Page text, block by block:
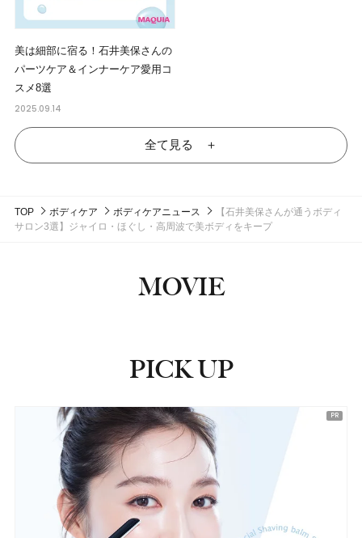
美は細部に宿る！石井美保さんの
パーツケア＆インナーケア愛用コ
スメ8選
2025.09.14
全て見る ＋
TOP ボディケア ボディケアニュース
【石井美保さんが通うボディ
サロン3選】ジャイロ・ほぐし・高周波で美ボディをキープ
MOVIE
PICK UP